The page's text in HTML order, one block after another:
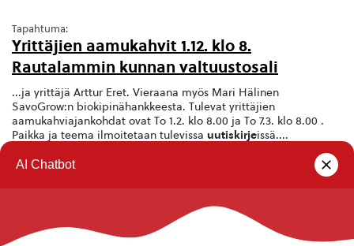
Tapahtuma:
Yrittäjien aamukahvit 1.12. klo 8.
Rautalammin kunnan valtuustosali
...ja yrittäjä Arttur Eret. Vieraana myös Mari Hälinen
SavoGrow:n biokipinähankkeesta. Tulevat yrittäjien
aamukahviajankohdat ovat To 1.2. klo 8.00 ja To 7.3. klo 8.00 .
Paikka ja teema ilmoitetaan tulevissa uutiskirjeissä....
Rautalammin kunta